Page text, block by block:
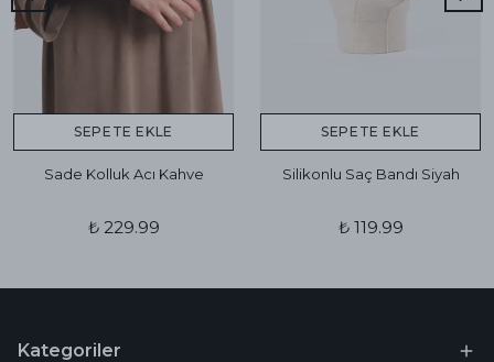
SEPETE EKLE
Sade Kolluk Acı Kahve
₺ 229.99
SEPETE EKLE
Silikonlu Saç Bandı Siyah
₺ 119.99
Kategoriler